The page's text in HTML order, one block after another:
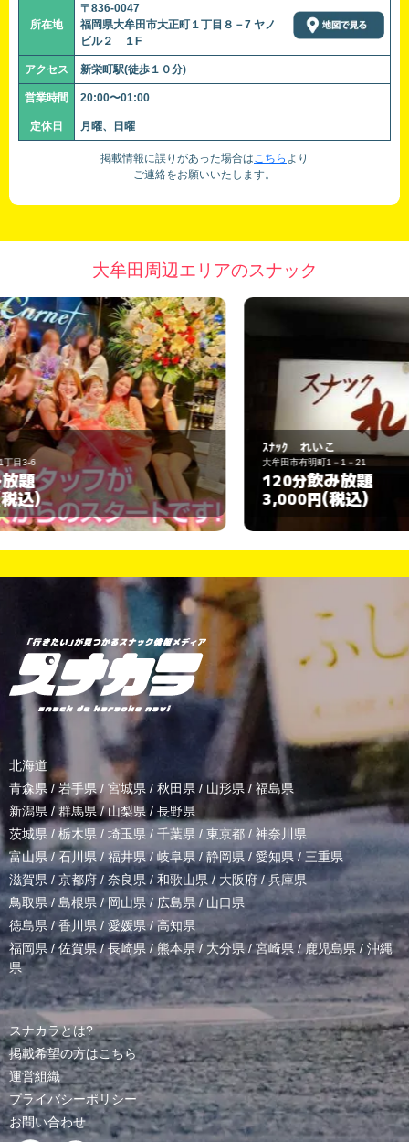
所在地
〒836-0047
福岡県大牟田市大正町１丁目８－7 ヤノ
ビル２ １F
アクセス 新栄町駅(徒歩１０分)
営業時間 20:00〜01:00
定休日 月曜、日曜
掲載情報に誤りがあった場合はこちら より
ご連絡をお願いいたします。
大牟田周辺エリアのスナック
ｽﾅｯｸ れいこ
大牟田市有明町1－1－21
120分飲み放題
3,000円 (税込)
北海道
青森県 / 岩手県/ 宮城県 / 秋田県 / 山形県/ 福島県
新潟県 /群馬県/山梨県 / 長野県
茨城県 / 栃木県 / 埼玉県 / 千葉県 / 東京都 / 神奈川県
富山県 /石川県/福井県/岐阜県 / 静岡県 / 愛知県 / 三重県
滋賀県 / 京都府 / 奈良県 / 和歌山県/ 大阪府 /兵庫県
鳥取県/ 島根県 /岡山県/ 広島県 / 山口県
徳島県 /香川県 / 愛媛県/高知県
福岡県/佐賀県/長崎県 /熊本県/ 大分県/宮崎県 /鹿児島県 / 沖縄
県
スナカラとは?
掲載希望の方はこちら
運営組織
プライバシーポリシー
お問い合わせ